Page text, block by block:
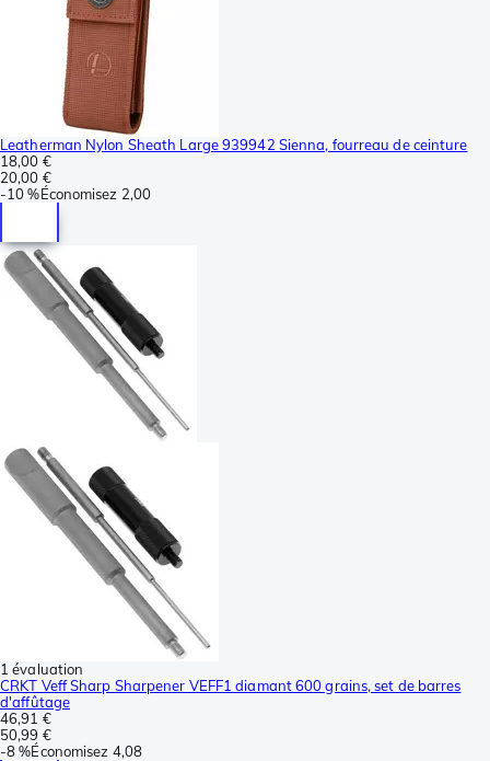
Leatherman Nylon Sheath Large 939942 Sienna, fourreau de ceinture
18,00 €
20,00 €
-10 %Économisez 2,00
1 évaluation
CRKT Veff Sharp Sharpener VEFF1 diamant 600 grains, set de barres
d'affûtage
46,91 €
50,99 €
-8 %Économisez 4,08